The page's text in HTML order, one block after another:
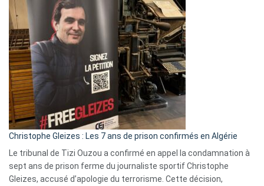
Pays-
Bas,
Espagne,
Irlande
et
Slovénie
rejettent
la
présence
d’Israël
Christophe Gleizes : Les 7 ans de prison confirmés en Algérie
Le tribunal de Tizi Ouzou a confirmé en appel la condamnation à
sept ans de prison ferme du journaliste sportif Christophe
Gleizes, accusé d’apologie du terrorisme. Cette décision,